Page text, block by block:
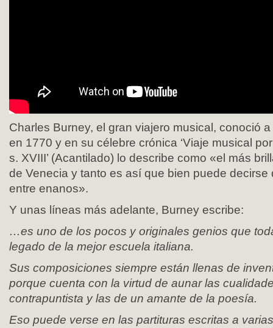
Charles Burney, el gran viajero musical, conoció
en 1770 y en su célebre crónica ‘Viaje musical
s. XVIII’ (Acantilado) lo describe como «el más
de Venecia y tanto es así que bien puede decirse
entre enanos».
Y unas líneas más adelante, Burney escribe:
…es uno de los pocos y originales genios que
legado de la mejor escuela italiana.
Sus composiciones siempre están llenas de
porque cuenta con la virtud de aunar las
contrapuntista y las de un amante de la poesía.
Eso puede verse en las partituras escritas a